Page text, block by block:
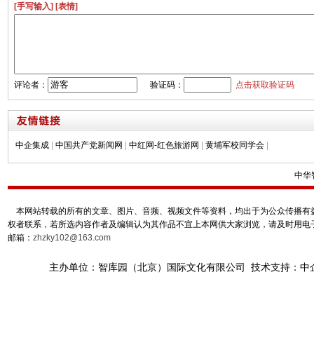
[手写输入] [表情]
评论者： 验证码： 点击获取验证码
中企集成 中国共产党新闻网 中红网-红色旅游网 黄埔军校同学会
中华
本网站转载的所有的文章、图片、音频、视频文件等资料，均出于为公众传播
权者联系，若所选内容作者及编辑认为其作品不宜上本网供大家浏览，请及时用
邮箱： zhzky102@163.com
主办单位：智库园（北京）国际文化有限公司 技术支持：